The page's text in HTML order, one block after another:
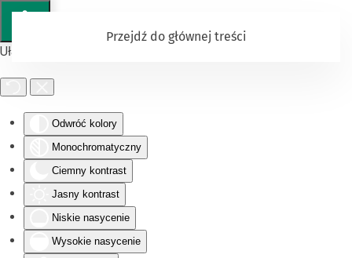
Ułatwienia dostępu
Odwróć kolory
Monochromatyczny
Ciemny kontrast
Jasny kontrast
Niskie nasycenie
Wysokie nasycenie
Przejdź do głównej treści